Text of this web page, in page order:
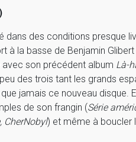
dans des conditions presque
à la basse de Benjamin
son précédent album Là-
des trois tant les grands
jamais ce nouveau disque.
de son frangin (Série
CherNobyl) et même à boucler